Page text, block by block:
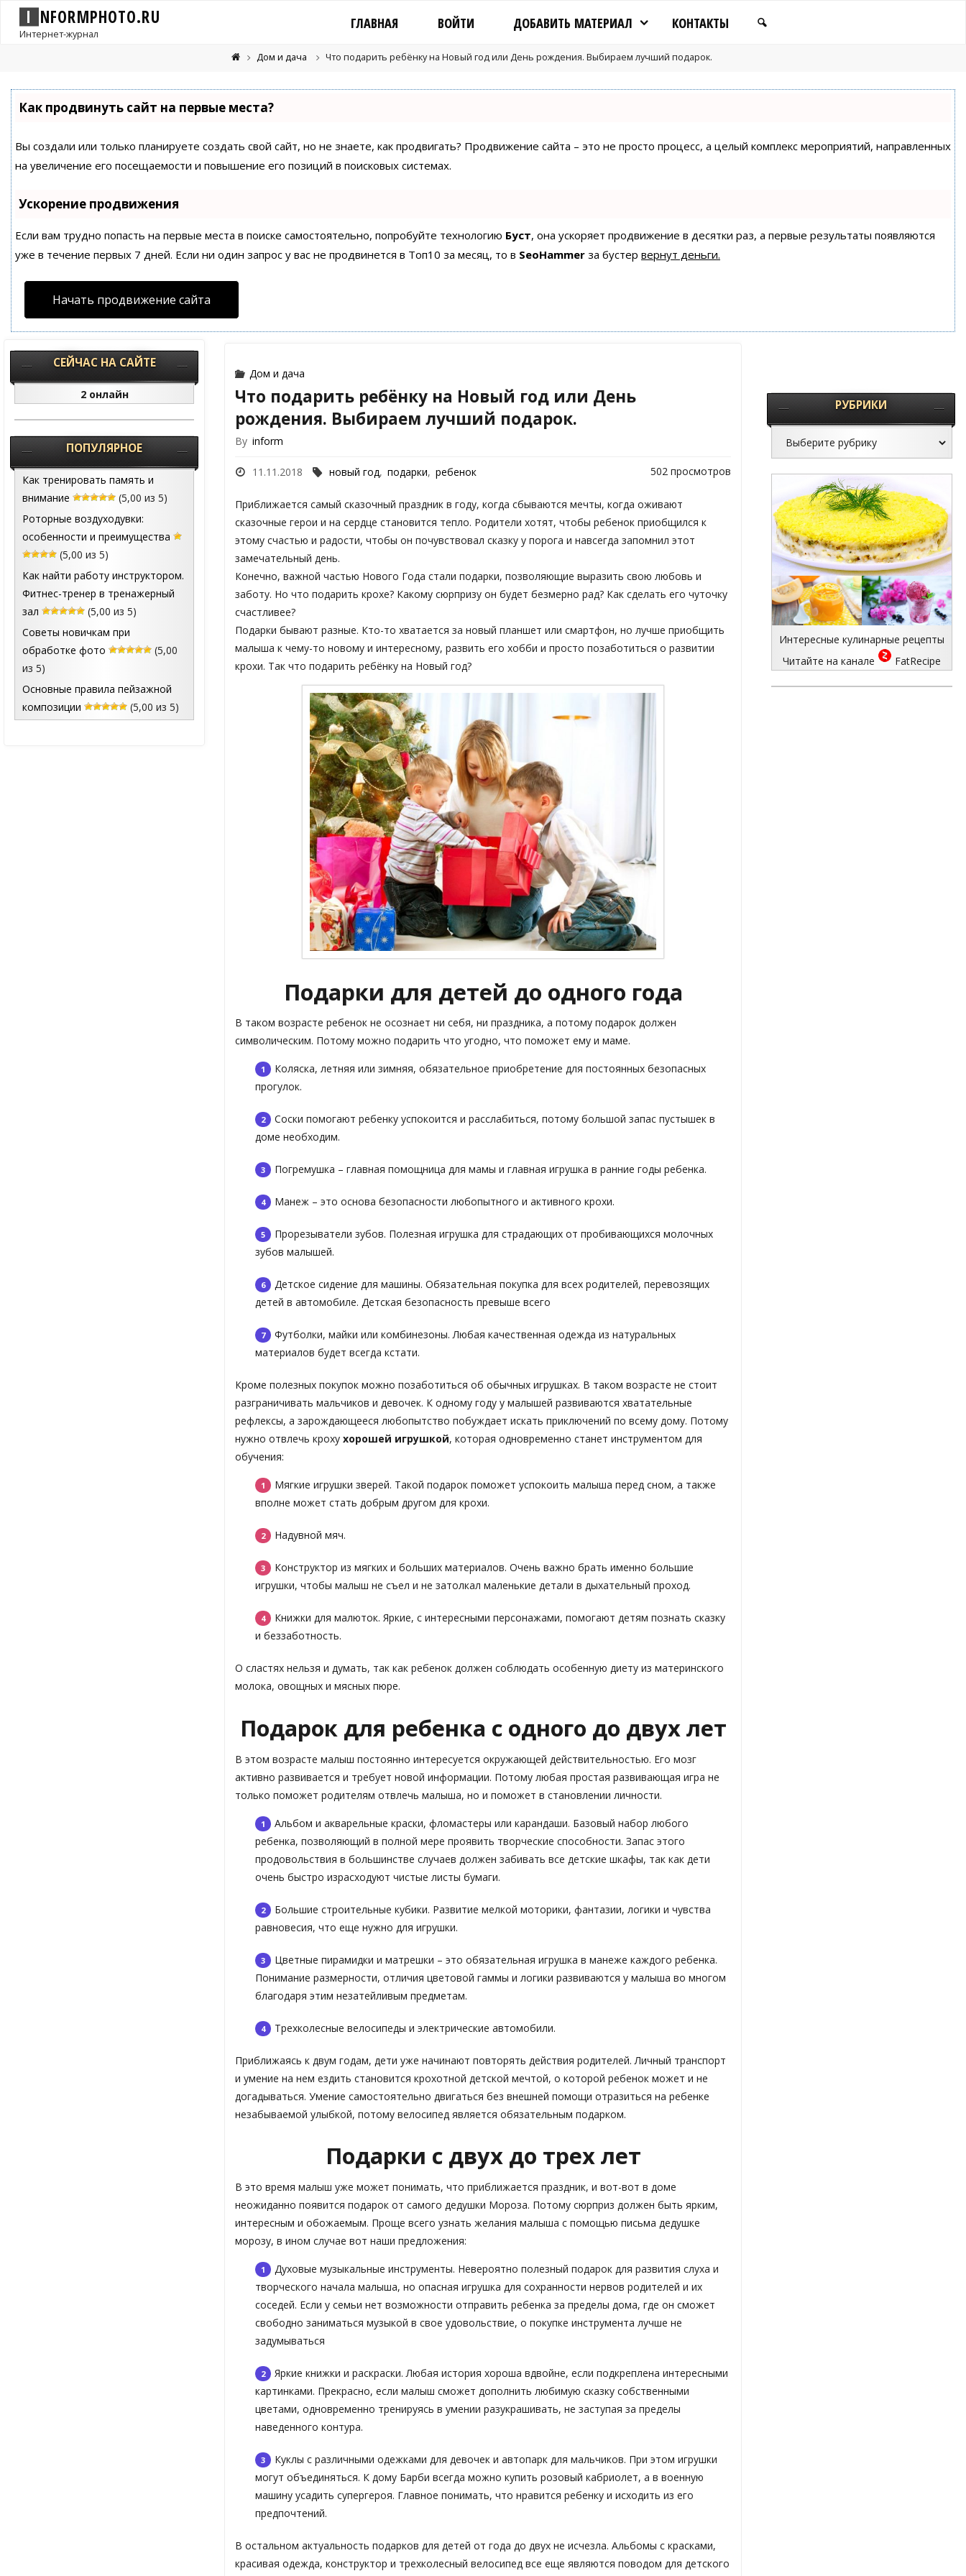
I NFORMPHOTO.RU
Интернет-журнал
ГЛАВНАЯ ВОЙТИ ДОБАВИТЬ МАТЕРИАЛ КОНТАКТЫ
Дом и дача Что подарить ребёнку на Новый год или День рождения. Выбираем лучший подарок.
Как продвинуть сайт на первые места?
Вы создали или только планируете создать свой сайт, но не знаете, как продвигать? Продвижение сайта – это не просто процесс, а целый комплекс мероприятий, направленных
на увеличение его посещаемости и повышение его позиций в поисковых системах.
Ускорение продвижения
Если вам трудно попасть на первые места в поиске самостоятельно, попробуйте технологию Буст, она ускоряет продвижение в десятки раз, а первые результаты появляются
уже в течение первых 7 дней. Если ни один запрос у вас не продвинется в Топ10 за месяц, то в SeoHammer за бустер вернут деньги.
Начать продвижение сайта
Дом и дача
Что подарить ребёнку на Новый год или День
рождения. Выбираем лучший подарок.
By inform
11.11.2018 новый год, подарки, ребенок 502 просмотров
Приближается самый сказочный праздник в году, когда сбываются мечты, когда оживают
сказочные герои и на сердце становится тепло. Родители хотят, чтобы ребенок приобщился к
этому счастью и радости, чтобы он почувствовал сказку у порога и навсегда запомнил этот
замечательный день.
Конечно, важной частью Нового Года стали подарки, позволяющие выразить свою любовь и
заботу. Но что подарить крохе? Какому сюрпризу он будет безмерно рад? Как сделать его чуточку
счастливее?
Подарки бывают разные. Кто-то хватается за новый планшет или смартфон, но лучше приобщить
малыша к чему-то новому и интересному, развить его хобби и просто позаботиться о развитии
крохи. Так что подарить ребёнку на Новый год?
Подарки для детей до одного года
В таком возрасте ребенок не осознает ни себя, ни праздника, а потому подарок должен
символическим. Потому можно подарить что угодно, что поможет ему и маме.
Коляска, летняя или зимняя, обязательное приобретение для постоянных безопасных
прогулок.
Соски помогают ребенку успокоится и расслабиться, потому большой запас пустышек в
доме необходим.
Погремушка – главная помощница для мамы и главная игрушка в ранние годы ребенка.
Манеж – это основа безопасности любопытного и активного крохи.
Прорезыватели зубов. Полезная игрушка для страдающих от пробивающихся молочных
зубов малышей.
Детское сидение для машины. Обязательная покупка для всех родителей, перевозящих
детей в автомобиле. Детская безопасность превыше всего
Футболки, майки или комбинезоны. Любая качественная одежда из натуральных
материалов будет всегда кстати.
Кроме полезных покупок можно позаботиться об обычных игрушках. В таком возрасте не стоит
разграничивать мальчиков и девочек. К одному году у малышей развиваются хватательные
рефлексы, а зарождающееся любопытство побуждает искать приключений по всему дому. Потому
нужно отвлечь кроху хорошей игрушкой, которая одновременно станет инструментом для
обучения:
Мягкие игрушки зверей. Такой подарок поможет успокоить малыша перед сном, а также
вполне может стать добрым другом для крохи.
Надувной мяч.
Конструктор из мягких и больших материалов. Очень важно брать именно большие
игрушки, чтобы малыш не съел и не затолкал маленькие детали в дыхательный проход.
Книжки для малюток. Яркие, с интересными персонажами, помогают детям познать сказку
и беззаботность.
О сластях нельзя и думать, так как ребенок должен соблюдать особенную диету из материнского
молока, овощных и мясных пюре.
Подарок для ребенка с одного до двух лет
В этом возрасте малыш постоянно интересуется окружающей действительностью. Его мозг
активно развивается и требует новой информации. Потому любая простая развивающая игра не
только поможет родителям отвлечь малыша, но и поможет в становлении личности.
Альбом и акварельные краски, фломастеры или карандаши. Базовый набор любого
ребенка, позволяющий в полной мере проявить творческие способности. Запас этого
продовольствия в большинстве случаев должен забивать все детские шкафы, так как дети
очень быстро израсходуют чистые листы бумаги.
Большие строительные кубики. Развитие мелкой моторики, фантазии, логики и чувства
равновесия, что еще нужно для игрушки.
Цветные пирамидки и матрешки – это обязательная игрушка в манеже каждого ребенка.
Понимание размерности, отличия цветовой гаммы и логики развиваются у малыша во многом
благодаря этим незатейливым предметам.
Трехколесные велосипеды и электрические автомобили.
Приближаясь к двум годам, дети уже начинают повторять действия родителей. Личный транспорт
и умение на нем ездить становится крохотной детской мечтой, о которой ребенок может и не
догадываться. Умение самостоятельно двигаться без внешней помощи отразиться на ребенке
незабываемой улыбкой, потому велосипед является обязательным подарком.
Подарки с двух до трех лет
В это время малыш уже может понимать, что приближается праздник, и вот-вот в доме
неожиданно появится подарок от самого дедушки Мороза. Потому сюрприз должен быть ярким,
интересным и обожаемым. Проще всего узнать желания малыша с помощью письма дедушке
морозу, в ином случае вот наши предложения:
Духовые музыкальные инструменты. Невероятно полезный подарок для развития слуха и
творческого начала малыша, но опасная игрушка для сохранности нервов родителей и их
соседей. Если у семьи нет возможности отправить ребенка за пределы дома, где он сможет
свободно заниматься музыкой в свое удовольствие, о покупке инструмента лучше не
задумываться
Яркие книжки и раскраски. Любая история хороша вдвойне, если подкреплена интересными
картинками. Прекрасно, если малыш сможет дополнить любимую сказку собственными
цветами, одновременно тренируясь в умении разукрашивать, не заступая за пределы
наведенного контура.
Куклы с различными одежками для девочек и автопарк для мальчиков. При этом игрушки
могут объединяться. К дому Барби всегда можно купить розовый кабриолет, а в военную
машину усадить супергероя. Главное понимать, что нравится ребенку и исходить из его
предпочтений.
В остальном актуальность подарков для детей от года до двух не исчезла. Альбомы с красками,
красивая одежда, конструктор и трехколесный велосипед все еще являются поводом для детского
СЕЙЧАС НА САЙТЕ
2 онлайн
ПОПУЛЯРНОЕ
Как тренировать память и
внимание
(5,00 из 5)
Роторные воздуходувки:
особенности и преимущества
(5,00 из 5)
Как найти работу инструктором.
Фитнес-тренер в тренажерный
зал
(5,00 из 5)
Советы новичкам при
обработке фото
(5,00
из 5)
Основные правила пейзажной
композиции
(5,00 из 5)
РУБРИКИ
Интересные кулинарные рецепты
Читайте на канале
FatRecipe